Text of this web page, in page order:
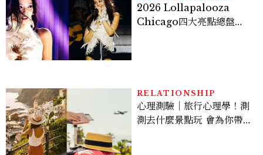
2026 Lollapalooza
Chicago四大亮點總盤
RELATIONSHIP
心理測驗｜旅行心理學！測
測去什麼景點玩 會為你帶來